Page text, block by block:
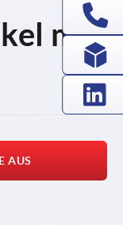
mit
AUS